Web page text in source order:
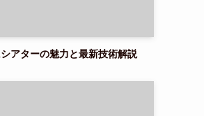
アターの魅力と最新技術解説